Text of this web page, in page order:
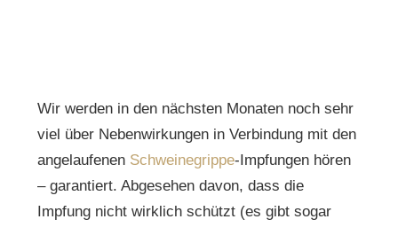
Wir werden in den nächsten Monaten noch sehr
viel über Nebenwirkungen in Verbindung mit den
angelaufenen Schweinegrippe-Impfungen hören
– garantiert. Abgesehen davon, dass die
Impfung nicht wirklich schützt (es gibt sogar